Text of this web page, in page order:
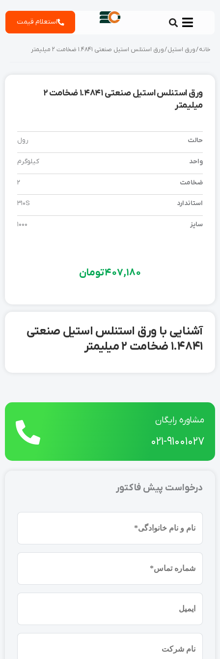
استعلام قیمت
مشاوره رایگان
021-91001027
درخواست پیش فاکتور
نام
(ضروری)
موبایل
(ضروری)
شرکت
خانه/ورق استیل/ ورق استنلس استیل صنعتی 1.4841 ضخامت 2 میلیمتر
ورق استنلس استیل صنعتی 1.4841 ضخامت 2
میلیمتر
حالت رول
واحد کیلوگرم
ضخامت 2
استاندارد 310S
سایز 1000
407,180تومان
آشنایی با ورق استنلس استیل صنعتی
1.4841 ضخامت 2 میلیمتر